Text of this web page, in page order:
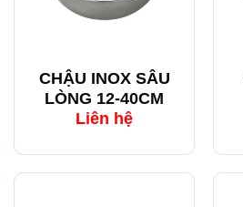
CHẬU INOX SÂU
LÒNG 12-40CM
Liên hệ